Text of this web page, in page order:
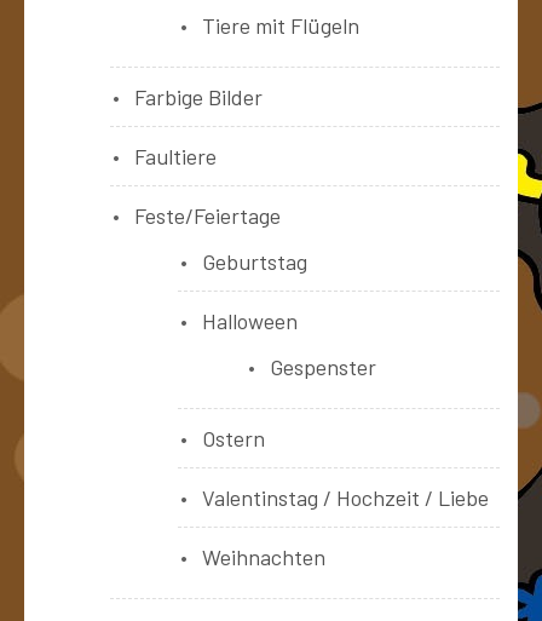
Tiere mit Flügeln
Farbige Bilder
Faultiere
Feste/Feiertage
Geburtstag
Halloween
Gespenster
Ostern
Valentinstag / Hochzeit / Liebe
Weihnachten